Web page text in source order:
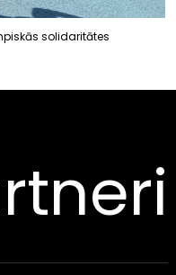
solidaritātes